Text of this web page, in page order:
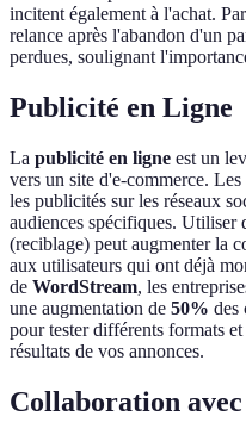
incitent également à l'achat.
relance après l'abandon d'un
perdues, soulignant
Publicité en Ligne
La publicité en ligne est un
vers un site d'e-commerce.
les publicités sur les réseaux
audiences spécifiques. Utiliser
(reciblage) peut augmenter la
aux utilisateurs qui ont déjà
de WordStream, les
une augmentation de 50% des
pour tester différents formats
résultats de vos annonces.
Collaboration